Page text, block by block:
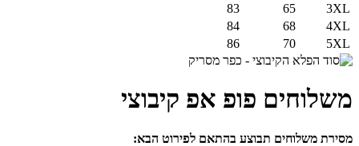
3XL
65
83
4XL
68
84
5XL
70
86
משלוחים פופ אפ קיבוצי
מסירת משלוחים תבוצע בהתאם לפירוט הבא: